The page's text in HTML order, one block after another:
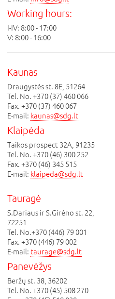
Working hours:
I-IV: 8:00 - 17:00
V: 8:00 - 16:00
Kaunas
Draugystės st. 8E, 51264
Tel. No. +370 (37) 460 066
Fax. +370 (37) 460 067
E-mail: kaunas@sdg.lt
Klaipėda
Taikos prospect 32A, 91235
Tel. No. +370 (46) 300 252
Fax. +370 (46) 345 515
E-mail: klaipeda@sdg.lt
Tauragė
S.Dariaus ir S.Girėno st. 22,
72251
Tel. No.+370 (446) 79 001
Fax. +370 (446) 79 002
E-mail: taurage@sdg.lt
Panevėžys
Beržų st. 38, 36202
Tel. No. +370 (45) 508 270